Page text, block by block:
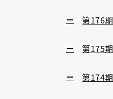
第176期
第175期
第174期